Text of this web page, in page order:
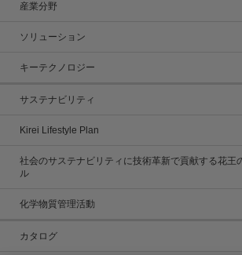
産業分野
ソリューション
キーテクノロジー
サステナビリティ
Kirei Lifestyle Plan
社会のサステナビリティに技術革新で貢献する花王
ル
化学物質管理活動
カタログ